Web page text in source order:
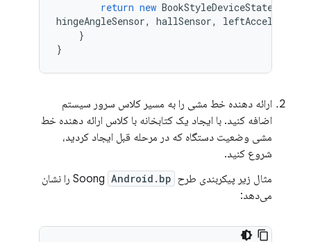
return new BookStyleDeviceStatePolicy
hingeAngleSensor, hallSensor,
}
}
ارائه دهنده خط مشی را به مسیر کلاس سرور سیستم
اضافه کنید. با ایجاد یک کتابخانه با کلاس ارائه دهنده خط
مشی وضعیت دستگاه که در مرحله قبل ایجاد کردید،
شروع کنید.
مثال زیر پیکربندی طرح Soong Android.bp
را نشان
می‌دهد: